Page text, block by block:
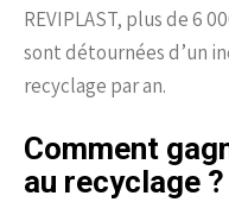
REVIPLAST, plus de 6
sont détournées d’un
recyclage par an.
Comment
au recyclage ?